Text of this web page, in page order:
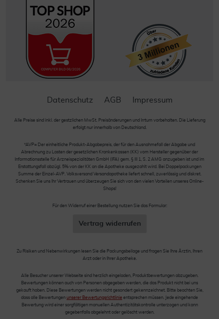
Datenschutz AGB Impressum
Alle Preise sind inkl. der gestzlichen MwSt. Preisänderungen und Irrtum vorbehalten. Die Lieferung
erfolgt nur innerhalb von Deutschland.
*AVP= Der einheitliche Produkt-Abgabepreis, der für den Ausnahmefall der Abgabe und
Abrechnung zu Lasten der gesetzlichen Krankenkassen (KK) vom Hersteller gegenüber der
Informationsstelle für Arzneispezialitäten GmbH (IFA) gem. § III 1, S. 2 AMG anzugeben ist und im
Erstattungsfall abzügl. 5% von der KK an die Apotheke ausgezahlt wird. Bei Doppelpackungen
Summe der Einzel-AVP. Volksversand Versandapotheke liefert schnell, zuverlässig und diskret.
Schenken Sie uns Ihr Vertrauen und überzeugen Sie sich von den vielen Vorteilen unseres Online-
Shops!
Für den Widerruf einer Bestellung nutzen Sie das Formular:
Vertrag widerrufen
Zu Risiken und Nebenwirkungen lesen Sie die Packungsbeilage und fragen Sie Ihre Ärztin, Ihren
Arzt oder in Ihrer Apotheke.
Alle Besucher unserer Webseite sind herzlich eingeladen, Produktbewertungen abzugeben.
Bewertungen können auch von Personen abgegeben werden, die das Produkt nicht bei uns
gekauft haben. Diese Bewertungen werden nicht gesondert gekennzeichnet. Bitte beachten Sie,
dass alle Bewertungen unserer Bewertungsrichtlinie entsprechen müssen. Jede eingehende
Bewertung wird einer sorgfältigen manuellen Authentizitätskontrolle unterzogen und kann
gegebenfalls abgelehnt oder gelöscht werden.